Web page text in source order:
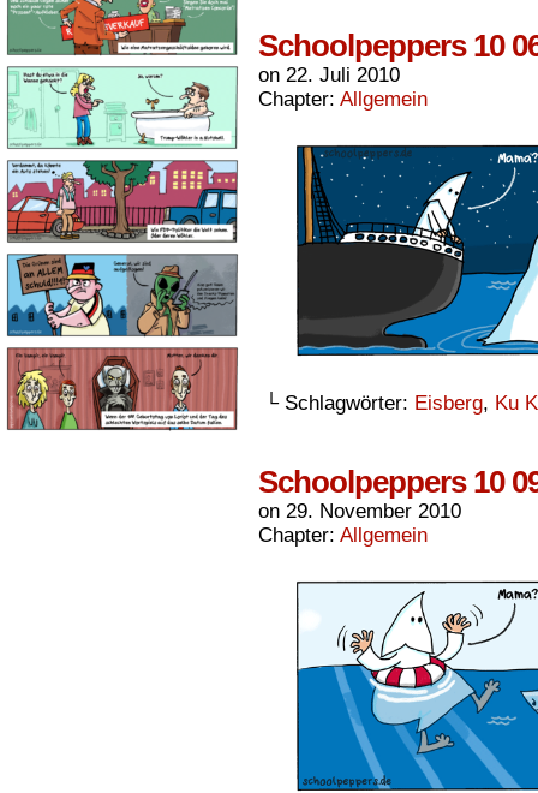
Schoolpeppers 10
on 22. Juli 2010
Chapter: Allgemein
└ Schlagwörter: Eisberg, Ku
Schoolpeppers 10
on 29. November 2010
Chapter: Allgemein